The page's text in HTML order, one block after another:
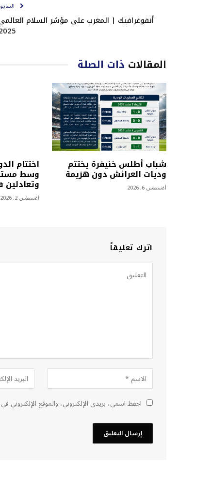
أنفوغرافيك | المغرب على مؤشر السلام
المقالات ذات الصلة
شباب أطلس خنيفرة يختتم
وديات العرائش دون هزيمة
أغسطس 6, 2026
اختتام
وسط
وتعادلين
أغسطس 2, 2026
اترك تعليقاً
احفظ اسمي، بريدي الإلكتروني، والموقع الإلكتروني